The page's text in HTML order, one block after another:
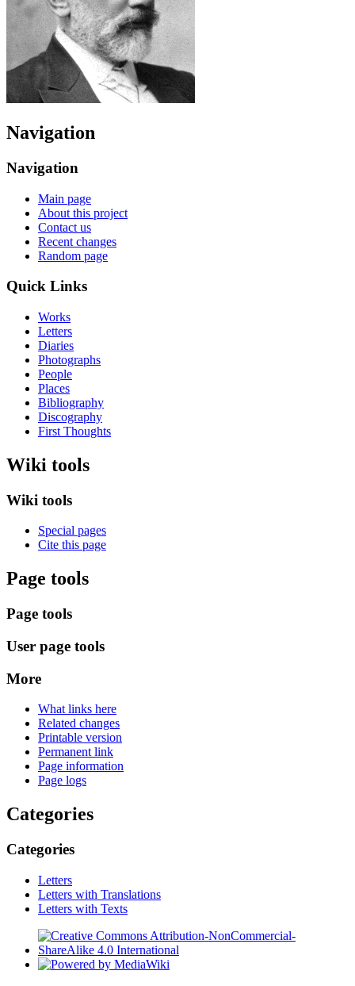
Navigation
Navigation
Main page
About this project
Contact us
Recent changes
Random page
Quick Links
Works
Letters
Diaries
Photographs
People
Places
Bibliography
Discography
First Thoughts
Wiki tools
Wiki tools
Special pages
Cite this page
Page tools
Page tools
User page tools
More
What links here
Related changes
Printable version
Permanent link
Page information
Page logs
Categories
Categories
Letters
Letters with Translations
Letters with Texts